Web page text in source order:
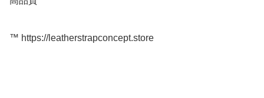
™️ https://leatherstrapconcept.store